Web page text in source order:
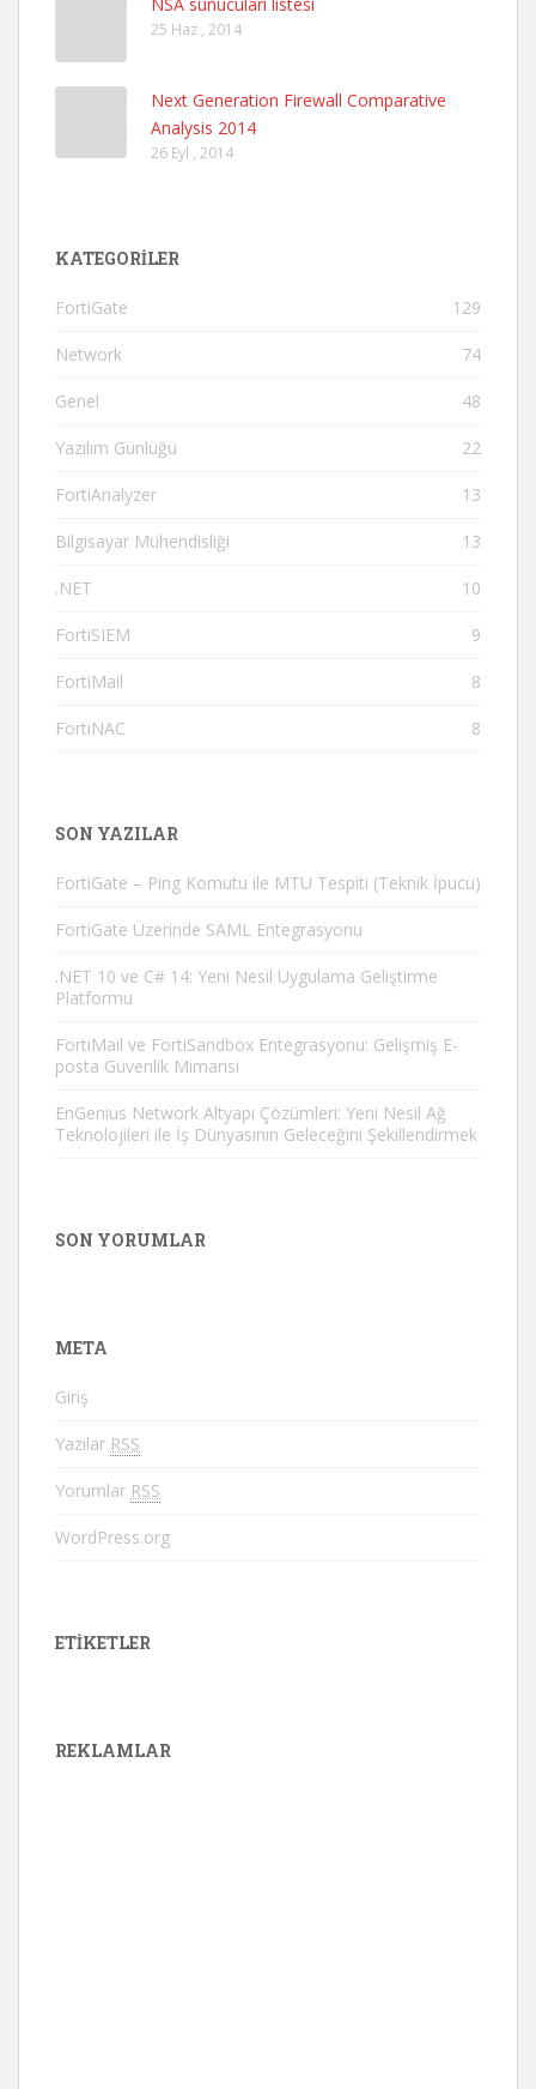
25 Haz , 2014
Next Generation Firewall Comparative
Analysis 2014
26 Eyl , 2014
KATEGORILER
FortiGate 129
Network 74
Genel 48
Yazılım Günlüğü 22
FortiAnalyzer 13
Bilgisayar Mühendisliği 13
.NET 10
FortiSIEM 9
FortiMail 8
FortiNAC 8
SON YAZILAR
FortiGate – Ping Komutu ile MTU Tespiti (Teknik İpucu)
FortiGate Üzerinde SAML Entegrasyonu
.NET 10 ve C# 14: Yeni Nesil Uygulama Geliştirme
Platformu
FortiMail ve FortiSandbox Entegrasyonu: Gelişmiş E-
posta Güvenlik Mimarisi
EnGenius Network Altyapı Çözümleri: Yeni Nesil Ağ
Teknolojileri ile İş Dünyasının Geleceğini Şekillendirmek
SON YORUMLAR
META
Giriş
Yazılar RSS
Yorumlar RSS
WordPress.org
ETIKETLER
REKLAMLAR